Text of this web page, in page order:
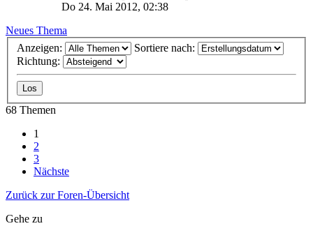
Do 24. Mai 2012, 02:38
Neues Thema
Anzeigen:
Sortiere nach:
Richtung:
68 Themen
1
2
3
Nächste
Zurück zur Foren-Übersicht
Gehe zu